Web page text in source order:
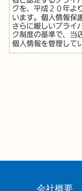
会社概要